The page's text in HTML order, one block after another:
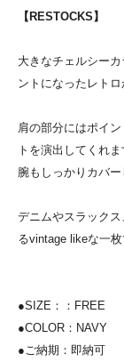
【RESTOCKS】
大きなチェルシー
ントになったレトロ
肩の部分にはポイ
トを演出してくれ
腕もしっかりカバー
デニムやスラック
るvintage likeな一枚
●SIZE：：FREE
●COLOR：NAVY
●ご納期：即納可